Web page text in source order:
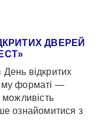
ДВЕРЕЙ
відкритих
форматі —
ознайомитися з